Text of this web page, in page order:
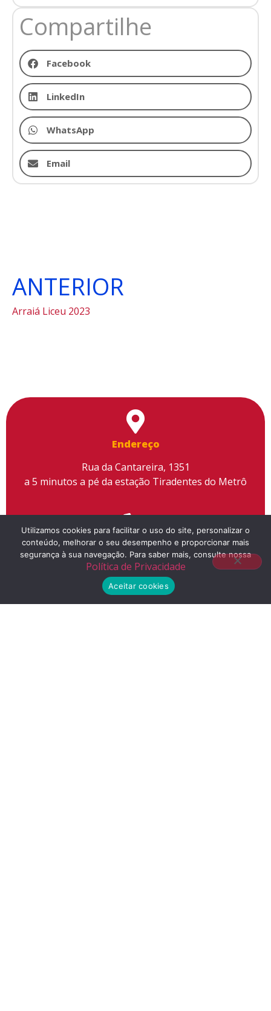
Compartilhe
Facebook
LinkedIn
WhatsApp
Email
ANTERIOR
Arraiá Liceu 2023
Endereço
Rua da Cantareira, 1351
a 5 minutos a pé da estação Tiradentes do Metrô
Telefone
(11) 2155-3300
Utilizamos cookies para facilitar o uso do site, personalizar o
conteúdo, melhorar o seu desempenho e proporcionar mais
segurança à sua navegação. Para saber mais, consulte nossa
Política de Privacidade
Aceitar cookies